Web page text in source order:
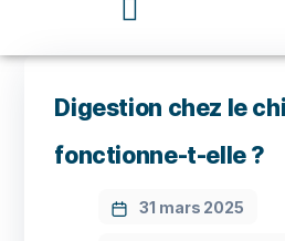
Digestion chez le
fonctionne-t-elle ?
31 mars 2025